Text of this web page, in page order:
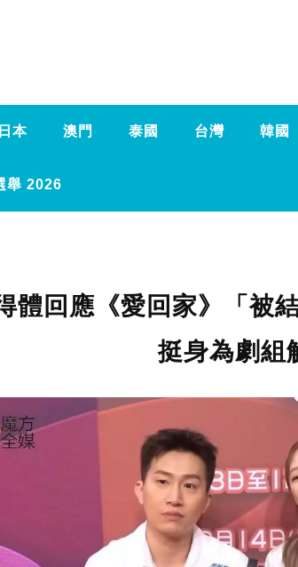
日本 澳門 泰國 台灣 韓國
舉 2026
體回應《愛回家》「被
挺身為劇組